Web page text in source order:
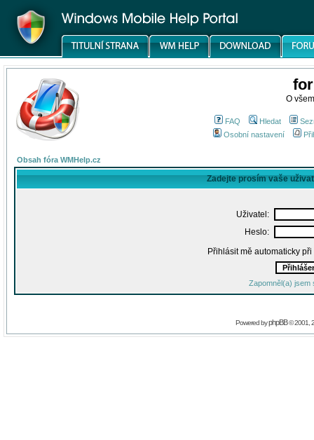
O
FAQ Hledat
Osobní nastavení
Obsah fóra WMHelp.cz
Zadejte prosím vaše
Uživatel:
Heslo:
Přihlásit mě automaticky
Zapomněl(a) jsem
Powered byphpBB© 2001,